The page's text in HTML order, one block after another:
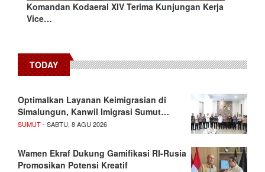
Komandan Kodaeral XIV Terima Kunjungan Kerja
Vice…
TODAY
Optimalkan Layanan Keimigrasian di
Simalungun, Kanwil Imigrasi Sumut…
SUMUT- SABTU, 8 AGU 2026
Wamen Ekraf Dukung Gamifikasi RI-Rusia
Promosikan Potensi Kreatif